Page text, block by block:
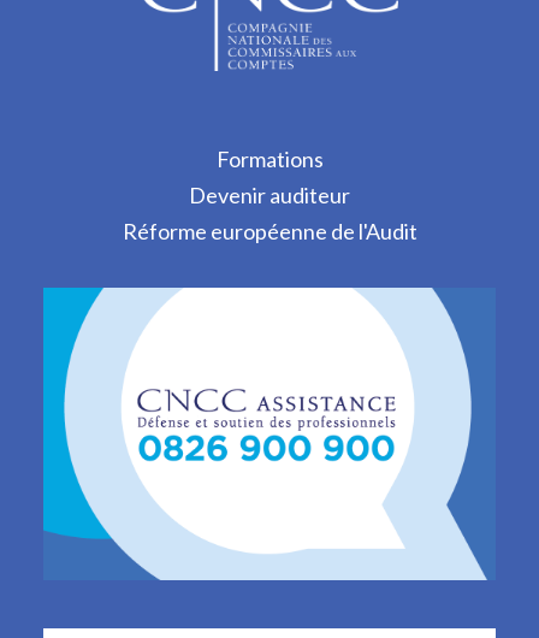
Formations
Devenir auditeur
Réforme européenne de l'Audit